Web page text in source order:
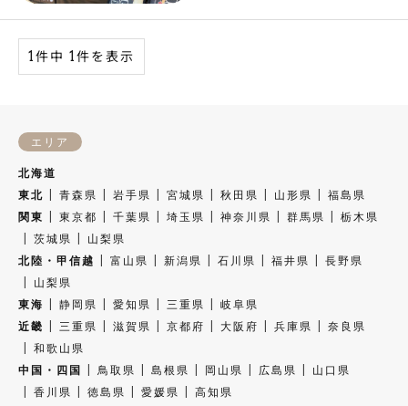
1件中 1件を表示
エリア
北海道
東北
青森県 岩手県 宮城県 秋田県 山形県
福島県
関東
東京都 千葉県 埼玉県 神奈川県 群馬県
栃木県
茨城県
山梨県
北陸・甲信越
富山県 新潟県 石川県 福井県
長野県
山梨県
東海
静岡県 愛知県 三重県
岐阜県
近畿
三重県 滋賀県 京都府 大阪府 兵庫県
奈良県
和歌山県
中国・四国
鳥取県 島根県 岡山県 広島県
山口県
香川県
徳島県 愛媛県
高知県